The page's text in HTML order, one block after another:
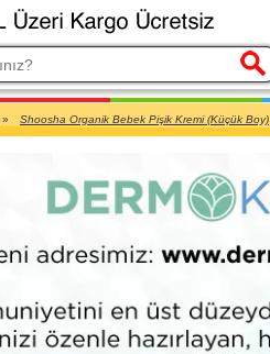
» Shoosha Organik Bebek Pişik Kremi (Küçük Boy)